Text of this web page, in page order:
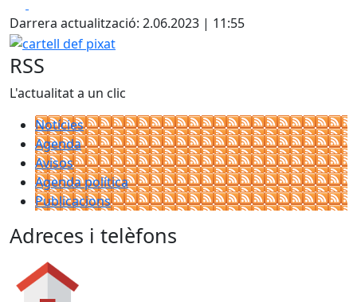
Darrera actualització: 2.06.2023 | 11:55
cartell def pixat
RSS
L'actualitat a un clic
Notícies
Agenda
Avisos
Agenda política
Publicacions
Adreces i telèfons